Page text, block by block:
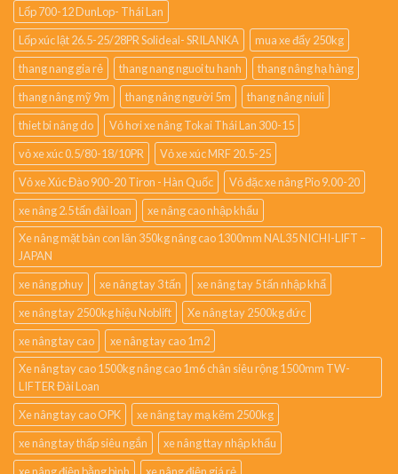
Lốp 700-12 DunLop- Thái Lan
Lốp xúc lật 26.5-25/28PR Solideal- SRILANKA
mua xe đẩy 250kg
thang nang gia rẻ
thang nang nguoi tu hanh
thang nâng hạ hàng
thang nâng mỹ 9m
thang nâng người 5m
thang nâng niuli
thiet bi nâng do
Vỏ hơi xe nâng Tokai Thái Lan 300-15
vỏ xe xúc 0.5/80-18/10PR
Vỏ xe xúc MRF 20.5-25
Vỏ xe Xúc Đào 900-20 Tiron - Hàn Quốc
Vỏ đặc xe nâng Pio 9.00-20
xe nâng 2.5 tấn đài loan
xe nâng cao nhập khẩu
Xe nâng mặt bàn con lăn 350kg nâng cao 1300mm NAL35 NICHI-LIFT –
JAPAN
xe nâng phuy
xe nâng tay 3 tấn
xe nâng tay 5 tấn nhập khẩ
xe nâng tay 2500kg hiệu Noblift
Xe nâng tay 2500kg đức
xe nâng tay cao
xe nâng tay cao 1m2
Xe nâng tay cao 1500kg nâng cao 1m6 chân siêu rộng 1500mm TW-
LIFTER Đài Loan
Xe nâng tay cao OPK
xe nâng tay mạ kẽm 2500kg
xe nâng tay thấp siêu ngắn
xe nâng ttay nhập khẩu
xe nâng điện bằng bình
xe nâng điện giá rẻ